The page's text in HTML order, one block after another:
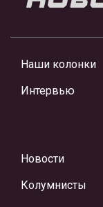
Наши колонки
Интервью
Новости
Колумнисты